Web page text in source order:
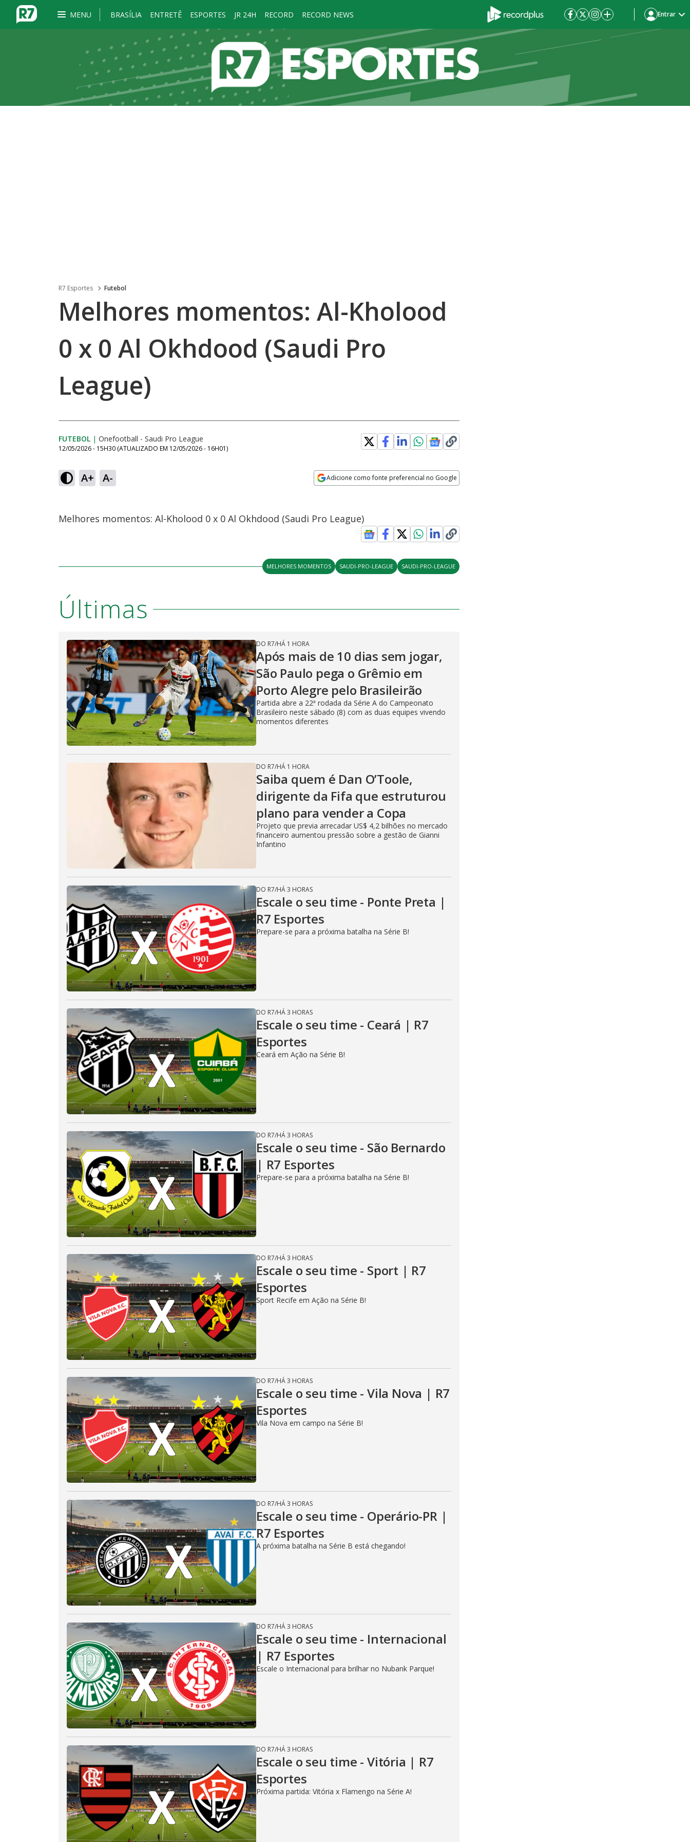
MENU BRASÍLIA ENTRETÊ ESPORTES JR 24H RECORD RECORD NEWS Entrar
R7 Esportes Futebol
Melhores momentos: Al-Kholood
0 x 0 Al Okhdood (Saudi Pro
League)
FUTEBOL | Onefootball - Saudi Pro League
12/05/2026 - 15H30 (ATUALIZADO EM 12/05/2026 - 16H01)
A+ A- Adicione como fonte preferencial no Google
Melhores momentos: Al-Kholood 0 x 0 Al Okhdood (Saudi Pro League)
MELHORES MOMENTOS SAUDI-PRO-LEAGUE SAUDI-PRO-LEAGUE
Últimas
DO R7/HÁ 1 HORA
Após mais de 10 dias sem jogar,
São Paulo pega o Grêmio em
Porto Alegre pelo Brasileirão
Partida abre a 22ª rodada da Série A do Campeonato
Brasileiro neste sábado (8) com as duas equipes vivendo
momentos diferentes
DO R7/HÁ 1 HORA
Saiba quem é Dan O’Toole,
dirigente da Fifa que estruturou
plano para vender a Copa
Projeto que previa arrecadar US$ 4,2 bilhões no mercado
financeiro aumentou pressão sobre a gestão de Gianni
Infantino
DO R7/HÁ 3 HORAS
Escale o seu time - Ponte Preta |
R7 Esportes
Prepare-se para a próxima batalha na Série B!
DO R7/HÁ 3 HORAS
Escale o seu time - Ceará | R7
Esportes
Ceará em Ação na Série B!
DO R7/HÁ 3 HORAS
Escale o seu time - São Bernardo
| R7 Esportes
Prepare-se para a próxima batalha na Série B!
DO R7/HÁ 3 HORAS
Escale o seu time - Sport | R7
Esportes
Sport Recife em Ação na Série B!
DO R7/HÁ 3 HORAS
Escale o seu time - Vila Nova | R7
Esportes
Vila Nova em campo na Série B!
DO R7/HÁ 3 HORAS
Escale o seu time - Operário-PR |
R7 Esportes
A próxima batalha na Série B está chegando!
DO R7/HÁ 3 HORAS
Escale o seu time - Internacional
| R7 Esportes
Escale o Internacional para brilhar no Nubank Parque!
DO R7/HÁ 3 HORAS
Escale o seu time - Vitória | R7
Esportes
Próxima partida: Vitória x Flamengo na Série A!